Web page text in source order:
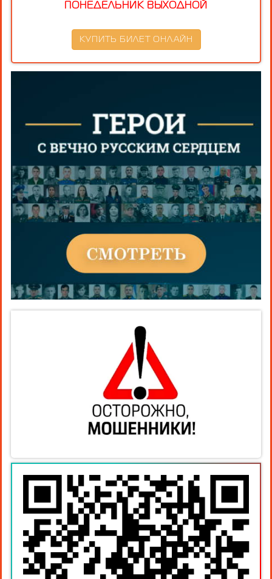
ПОНЕДЕЛЬНИК ВЫХОДНОЙ
КУПИТЬ БИЛЕТ ОНЛАЙН